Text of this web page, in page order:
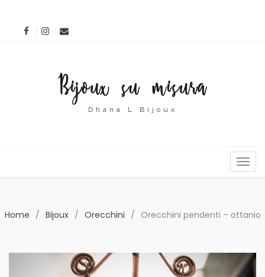
Dhana L Bijoux
MENU
Home / Bijoux / Orecchini / Orecchini pendenti – ottanio